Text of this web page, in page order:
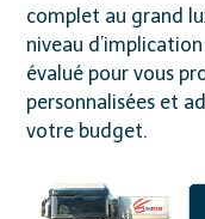
complet au grand
niveau
évalué pour vous
personnalisées et
votre budget.